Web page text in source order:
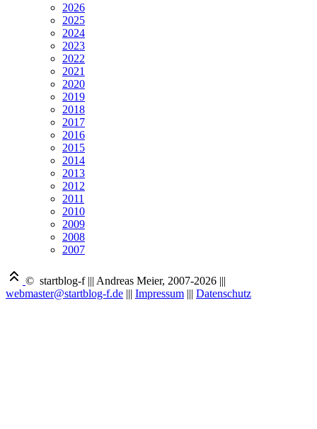
2026
2025
2024
2023
2022
2021
2020
2019
2018
2017
2016
2015
2014
2013
2012
2011
2010
2009
2008
2007
© startblog-f ||| Andreas Meier, 2007-2026 |||
webmaster@startblog-f.de ||| Impressum ||| Datenschutz